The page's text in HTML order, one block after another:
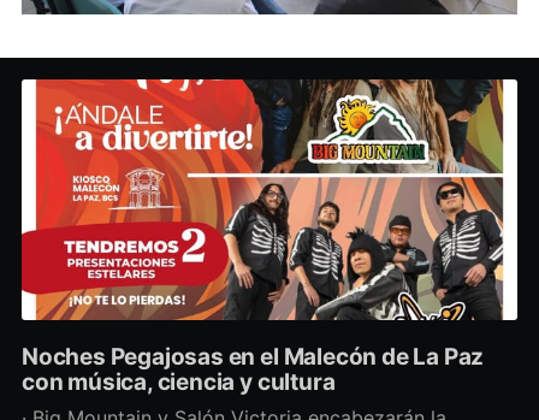
Noches Pegajosas en el Malecón de La Paz
con música, ciencia y cultura